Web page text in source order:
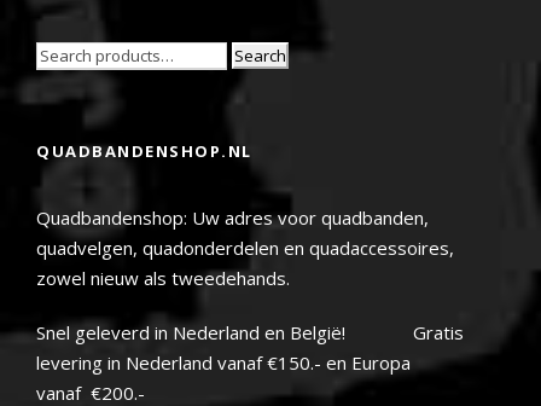
Search
QUADBANDENSHOP.NL
Quadbandenshop: Uw adres voor quadbanden,
quadvelgen, quadonderdelen en quadaccessoires,
zowel nieuw als tweedehands.
Snel geleverd in Nederland en België! Gratis
levering in Nederland vanaf €150.- en Europa
vanaf €200.-